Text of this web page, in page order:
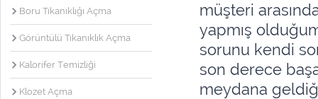
Boru Tıkanıklığı Açma
Görüntülü Tıkanıklık Açma
Kalorifer Temizliği
Klozet Açma
müşteri
yapmış
sorunu kendi
son derece
meydana